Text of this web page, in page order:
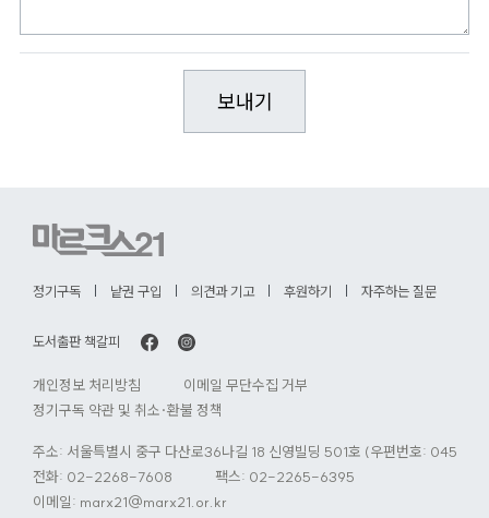
정기구독 낱권 구입 의견과 기고 후원하기 자주하는 질문
도서출판 책갈피
개인정보 처리방침
이메일 무단수집 거부
정기구독 약관 및 취소·환불 정책
주소: 서울특별시 중구 다산로36나길 18 신영빌딩 501호 (우편번호: 04584)
전화: 02-2268-7608
팩스: 02-2265-6395
이메일: marx21@marx21.or.kr